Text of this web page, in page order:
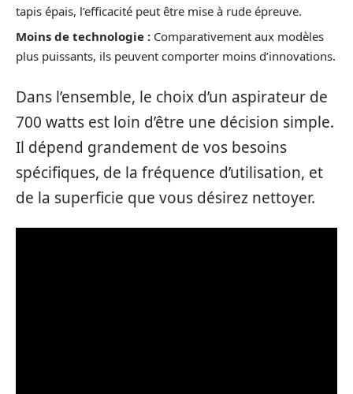
tapis épais, l’efficacité peut être mise à rude épreuve.
Moins de technologie : Comparativement aux modèles
plus puissants, ils peuvent comporter moins d’innovations.
Dans l’ensemble, le choix d’un aspirateur de
700 watts est loin d’être une décision simple.
Il dépend grandement de vos besoins
spécifiques, de la fréquence d’utilisation, et
de la superficie que vous désirez nettoyer.